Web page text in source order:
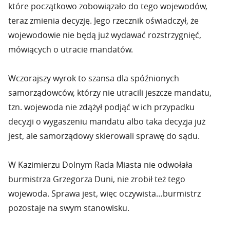
które początkowo zobowiązało do tego wojewodów,
teraz zmienia decyzję. Jego rzecznik oświadczył, że
wojewodowie nie będą już wydawać rozstrzygnięć,
mówiących o utracie mandatów.
Wczorajszy wyrok to szansa dla spóźnionych
samorządowców, którzy nie utracili jeszcze mandatu,
tzn. wojewoda nie zdążył podjąć w ich przypadku
decyzji o wygaszeniu mandatu albo taka decyzja już
jest, ale samorządowy skierowali sprawę do sądu.
W Kazimierzu Dolnym Rada Miasta nie odwołała
burmistrza Grzegorza Duni, nie zrobił też tego
wojewoda. Sprawa jest, więc oczywista…burmistrz
pozostaje na swym stanowisku.